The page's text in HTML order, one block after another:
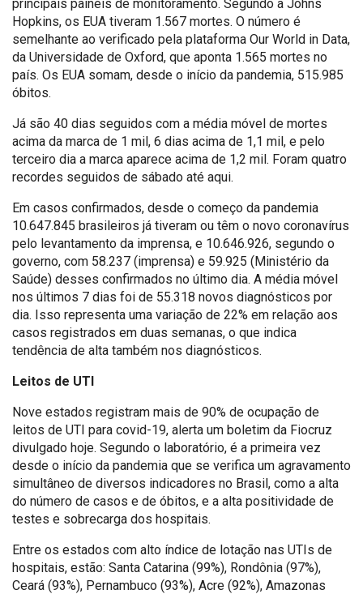
principais painéis de monitoramento. Segundo a Johns
Hopkins, os EUA tiveram 1.567 mortes. O número é
semelhante ao verificado pela plataforma Our World in Data,
da Universidade de Oxford, que aponta 1.565 mortes no
país. Os EUA somam, desde o início da pandemia, 515.985
óbitos.
Já são 40 dias seguidos com a média móvel de mortes
acima da marca de 1 mil, 6 dias acima de 1,1 mil, e pelo
terceiro dia a marca aparece acima de 1,2 mil. Foram quatro
recordes seguidos de sábado até aqui.
Em casos confirmados, desde o começo da pandemia
10.647.845 brasileiros já tiveram ou têm o novo coronavírus
pelo levantamento da imprensa, e 10.646.926, segundo o
governo, com 58.237 (imprensa) e 59.925 (Ministério da
Saúde) desses confirmados no último dia. A média móvel
nos últimos 7 dias foi de 55.318 novos diagnósticos por
dia. Isso representa uma variação de 22% em relação aos
casos registrados em duas semanas, o que indica
tendência de alta também nos diagnósticos.
Leitos de UTI
Nove estados registram mais de 90% de ocupação de
leitos de UTI para covid-19, alerta um boletim da Fiocruz
divulgado hoje. Segundo o laboratório, é a primeira vez
desde o início da pandemia que se verifica um agravamento
simultâneo de diversos indicadores no Brasil, como a alta
do número de casos e de óbitos, e a alta positividade de
testes e sobrecarga dos hospitais.
Entre os estados com alto índice de lotação nas UTIs de
hospitais, estão: Santa Catarina (99%), Rondônia (97%),
Ceará (93%), Pernambuco (93%), Acre (92%), Amazonas